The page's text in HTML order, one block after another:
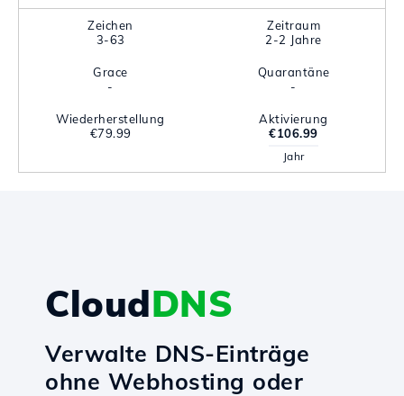
Zeichen
3-63
Zeitraum
2-2 Jahre
Grace
-
Quarantäne
-
Wiederherstellung
€79.99
Aktivierung
€106.99
Jahr
CloudDNS
Verwalte DNS-Einträge
ohne Webhosting oder